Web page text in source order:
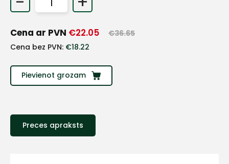
Cena ar PVN €22.05 €36.65
Cena bez PVN: €18.22
Pievienot grozam
Preces apraksts
Sazinies
+